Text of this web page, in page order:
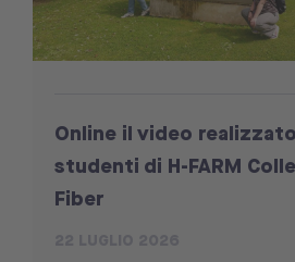
Online il video
studenti di H-FARM
Fiber